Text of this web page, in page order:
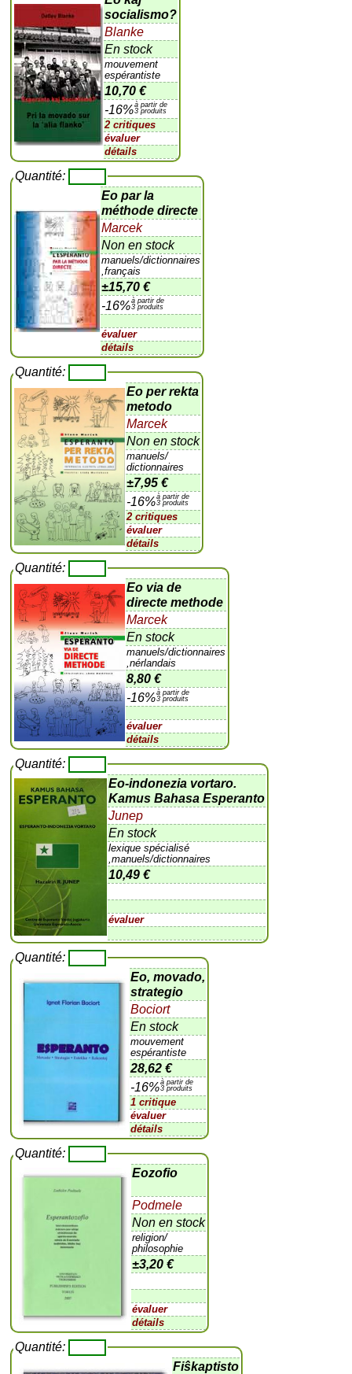
socialismo?
Blanke
En stock
mouvement
espérantiste
10,70 €
-16%à partir de
3 produits
2 critiques
évaluer
détails
Quantité:
Eo par la
méthode directe
Marcek
Non en stock
manuels/dictionnaires
,français
±15,70 €
-16%à partir de
3 produits
évaluer
détails
Quantité:
Eo per rekta
metodo
Marcek
Non en stock
manuels/
dictionnaires
±7,95 €
-16%à partir de
3 produits
2 critiques
évaluer
détails
Quantité:
Eo via de
directe methode
Marcek
En stock
manuels/dictionnaires
,nérlandais
8,80 €
-16%à partir de
3 produits
évaluer
détails
Quantité:
Eo-indonezia vortaro.
Kamus Bahasa Esperanto
Junep
En stock
lexique spécialisé
,manuels/dictionnaires
10,49 €
évaluer
Quantité:
Eo, movado,
strategio
Bociort
En stock
mouvement
espérantiste
28,62 €
-16%à partir de
3 produits
1 critique
évaluer
détails
Quantité:
Eozofio
Podmele
Non en stock
religion/
philosophie
±3,20 €
évaluer
détails
Quantité:
Fiŝkaptisto